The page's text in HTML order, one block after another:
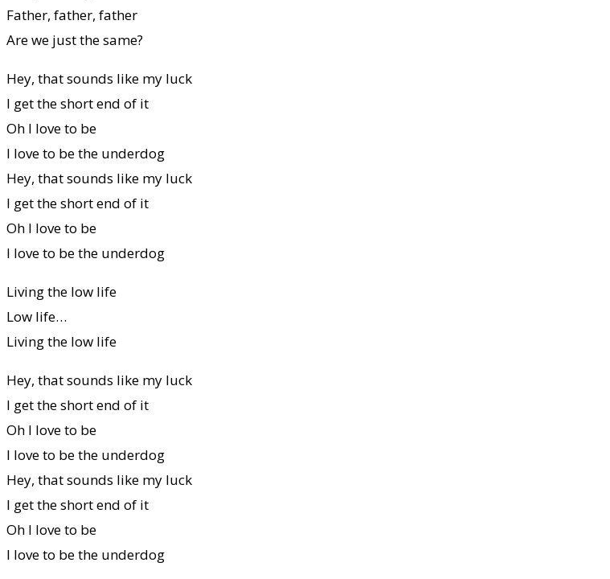
Father, father, father
Are we just the same?
Hey, that sounds like my luck
I get the short end of it
Oh I love to be
I love to be the underdog
Hey, that sounds like my luck
I get the short end of it
Oh I love to be
I love to be the underdog
Living the low life
Low life…
Living the low life
Hey, that sounds like my luck
I get the short end of it
Oh I love to be
I love to be the underdog
Hey, that sounds like my luck
I get the short end of it
Oh I love to be
I love to be the underdog